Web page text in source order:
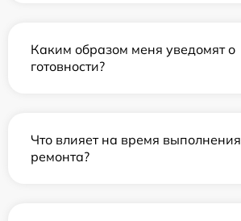
Каким образом меня уведомят о
готовности?
Что влияет на время выполнения
ремонта?